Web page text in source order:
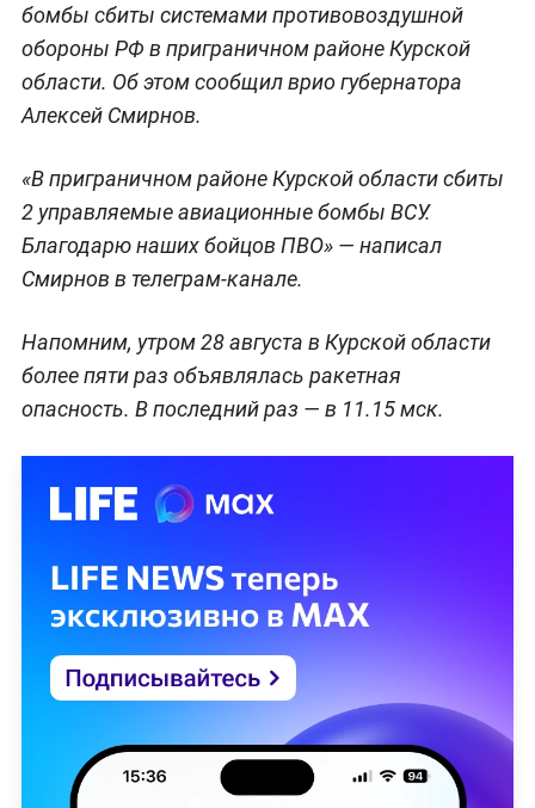
бомбы сбиты системами противовоздушной
обороны РФ в приграничном районе Курской
области. Об этом сообщил врио губернатора
Алексей Смирнов.
«В приграничном районе Курской области сбиты
2 управляемые авиационные бомбы ВСУ.
Благодарю наших бойцов ПВО» — написал
Смирнов в телеграм-канале.
Напомним, утром 28 августа в Курской области
более пяти раз объявлялась ракетная
опасность. В последний раз — в 11.15 мск.